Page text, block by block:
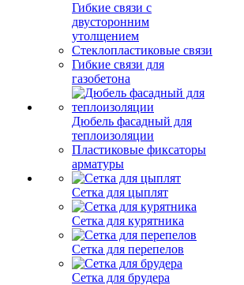
Гибкие связи с
двусторонним
утолщением
Стеклопластиковые связи
Гибкие связи для
газобетона
Дюбель фасадный для
теплоизоляции
Пластиковые фиксаторы
арматуры
Сетка для цыплят
Сетка для курятника
Сетка для перепелов
Сетка для брудера